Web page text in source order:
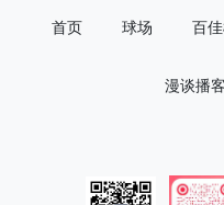
首页 球场 百
漫谈播客